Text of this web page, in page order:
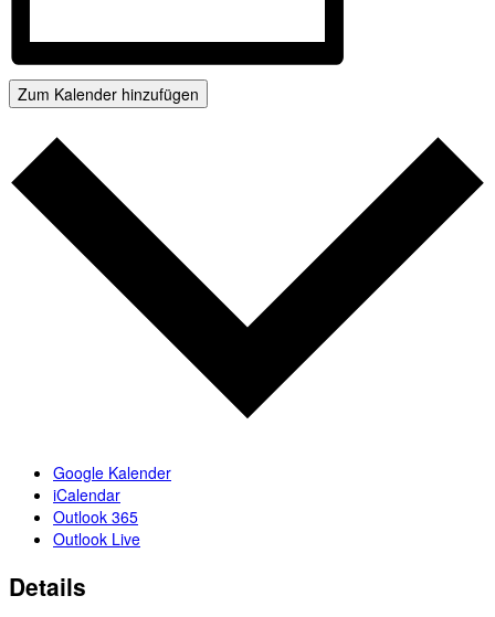
Zum Kalender hinzufügen
Google Kalender
iCalendar
Outlook 365
Outlook Live
Details